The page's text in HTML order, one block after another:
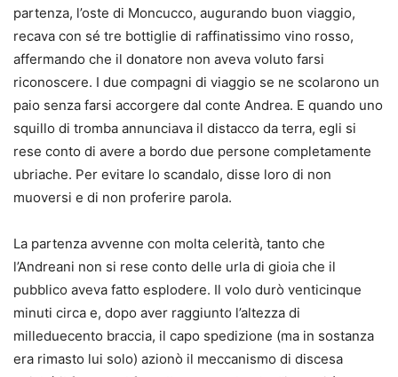
partenza, l’oste di Moncucco, augurando buon viaggio,
recava con sé tre bottiglie di raffinatissimo vino rosso,
affermando che il donatore non aveva voluto farsi
riconoscere. I due compagni di viaggio se ne scolarono un
paio senza farsi accorgere dal conte Andrea. E quando uno
squillo di tromba annunciava il distacco da terra, egli si
rese conto di avere a bordo due persone completamente
ubriache. Per evitare lo scandalo, disse loro di non
muoversi e di non proferire parola.
La partenza avvenne con molta celerità, tanto che
l’Andreani non si rese conto delle urla di gioia che il
pubblico aveva fatto esplodere. Il volo durò venticinque
minuti circa e, dopo aver raggiunto l’altezza di
milleduecento braccia, il capo spedizione (ma in sostanza
era rimasto lui solo) azionò il meccanismo di discesa